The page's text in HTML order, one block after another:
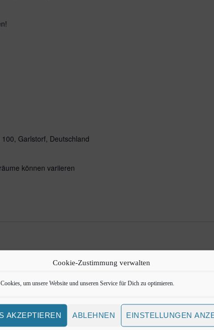
Cookie-Zustimmung verwalten
um unsere Website und unseren Service für Dich zu optimieren.
AKZEPTIEREN ABLEHNEN EINSTELLUNGEN
Garlstorf, Deutschland
können variieren
können variieren!